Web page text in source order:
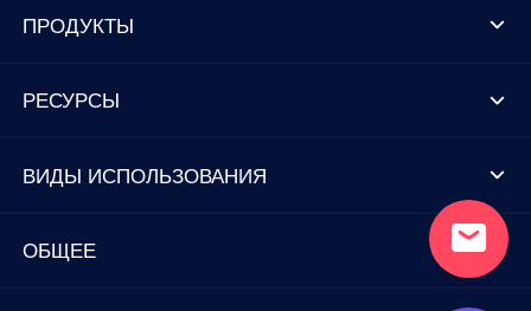
ПРОДУКТЫ
РЕСУРСЫ
ВИДЫ ИСПОЛЬЗОВАНИЯ
ОБЩЕЕ